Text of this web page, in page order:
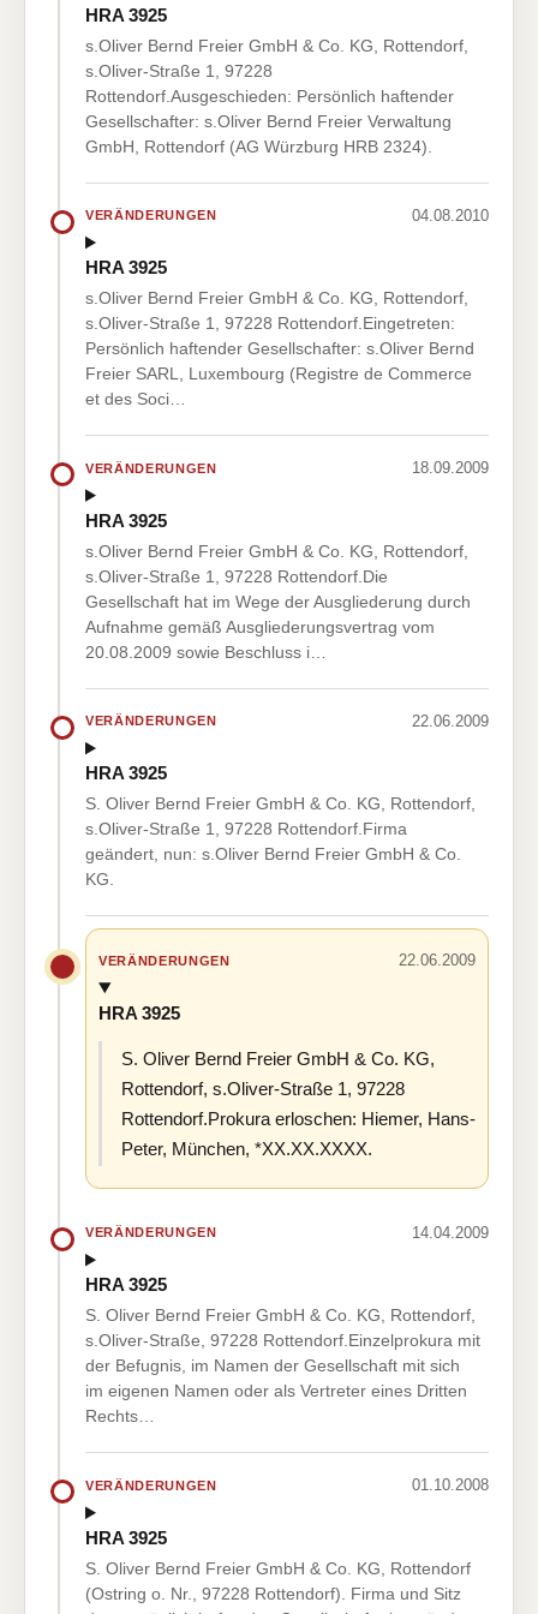
HRA 3925
s.Oliver Bernd Freier GmbH & Co. KG, Rottendorf,
s.Oliver-Straße 1, 97228
Rottendorf.Ausgeschieden: Persönlich haftender
Gesellschafter: s.Oliver Bernd Freier Verwaltung
GmbH, Rottendorf (AG Würzburg HRB 2324).
VERÄNDERUNGEN 04.08.2010
HRA 3925
s.Oliver Bernd Freier GmbH & Co. KG, Rottendorf,
s.Oliver-Straße 1, 97228 Rottendorf.Eingetreten:
Persönlich haftender Gesellschafter: s.Oliver Bernd
Freier SARL, Luxembourg (Registre de Commerce
et des Soci…
VERÄNDERUNGEN 18.09.2009
HRA 3925
s.Oliver Bernd Freier GmbH & Co. KG, Rottendorf,
s.Oliver-Straße 1, 97228 Rottendorf.Die
Gesellschaft hat im Wege der Ausgliederung durch
Aufnahme gemäß Ausgliederungsvertrag vom
20.08.2009 sowie Beschluss i…
VERÄNDERUNGEN 22.06.2009
HRA 3925
S. Oliver Bernd Freier GmbH & Co. KG, Rottendorf,
s.Oliver-Straße 1, 97228 Rottendorf.Firma
geändert, nun: s.Oliver Bernd Freier GmbH & Co.
KG.
VERÄNDERUNGEN 22.06.2009
HRA 3925
S. Oliver Bernd Freier GmbH & Co. KG,
Rottendorf, s.Oliver-Straße 1, 97228
Rottendorf.Prokura erloschen: Hiemer, Hans-
Peter, München, *XX.XX.XXXX.
VERÄNDERUNGEN 14.04.2009
HRA 3925
S. Oliver Bernd Freier GmbH & Co. KG, Rottendorf,
s.Oliver-Straße, 97228 Rottendorf.Einzelprokura mit
der Befugnis, im Namen der Gesellschaft mit sich
im eigenen Namen oder als Vertreter eines Dritten
Rechts…
VERÄNDERUNGEN 01.10.2008
HRA 3925
S. Oliver Bernd Freier GmbH & Co. KG, Rottendorf
(Ostring o. Nr., 97228 Rottendorf). Firma und Sitz